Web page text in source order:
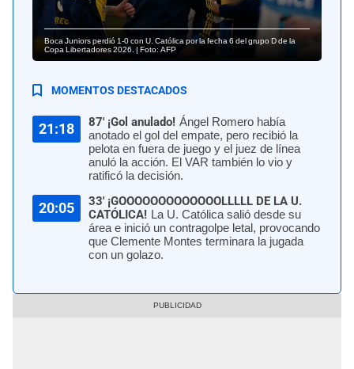
Boca Juniors perdió 1-0 con U. Católica por la fecha 6 del grupo D de la
Copa Libertadores 2026. | Foto: AFP
MOMENTOS DESTACADOS
21:18 87' ¡Gol anulado! Ángel Romero había
anotado el gol del empate, pero recibió la
pelota en fuera de juego y el juez de línea
anuló la acción. El VAR también lo vio y
ratificó la decisión.
20:05
33' ¡GOOOOOOOOOOOOOLLLLL DE LA U.
CATÓLICA! La U. Católica salió desde su
área e inició un contragolpe letal, provocando
que Clemente Montes terminara la jugada
con un golazo.